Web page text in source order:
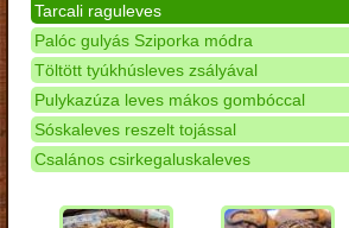
Tarcali raguleves
Palóc gulyás Sziporka módra
Töltött tyúkhúsleves zsályával
Pulykazúza leves mákos gombóccal
Sóskaleves reszelt tojással
Csalános csirkegaluskaleves